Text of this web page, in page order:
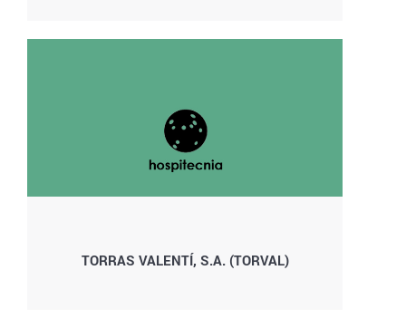
TORRAS VALENTÍ, S.A. (TORVAL)